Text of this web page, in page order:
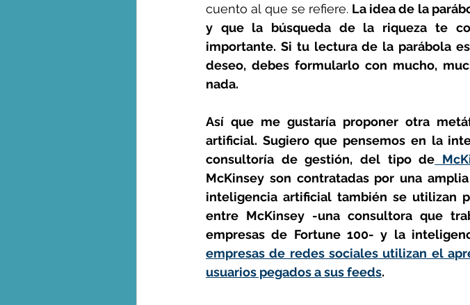
cuento al que se refiere. La idea de la
y que la búsqueda de la riqueza te
importante. Si tu lectura de la parábola
deseo, debes formularlo con mucho,
nada.
Así que me gustaría proponer otra
artificial. Sugiero que pensemos en la
consultoría de gestión, del tipo de
McKinsey son contratadas por una
inteligencia artificial también se utilizan
entre McKinsey -una consultora que
empresas de Fortune 100- y la
empresas de redes sociales utilizan el
usuarios pegados a sus feeds.